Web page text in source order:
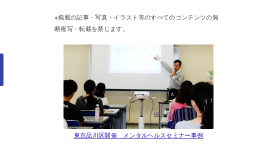
※掲載の記事・写真・イラスト等のすべてのコンテンツの無
断複写・転載を禁じます。
東京品川区開催 メンタルヘルスセミナー事例